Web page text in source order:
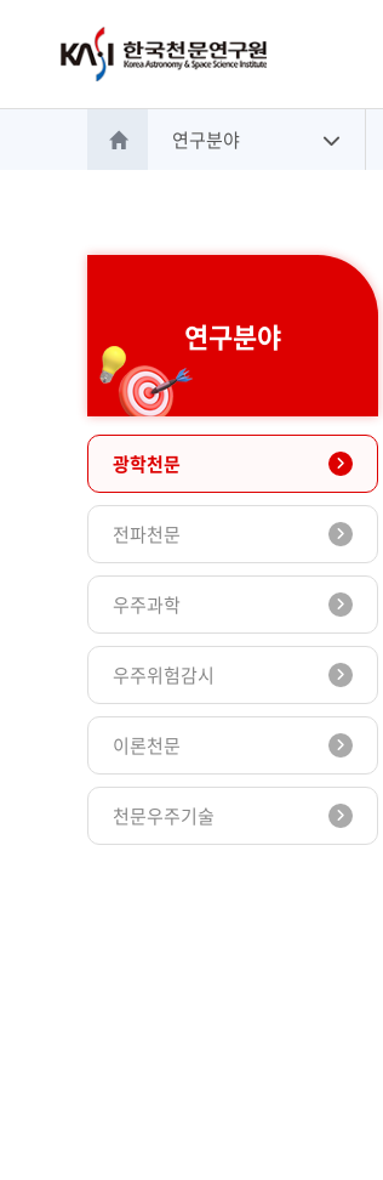
홈으로 이동
연구분야
연구분야
광학천문
전파천문
우주과학
우주위험감시
이론천문
천문우주기술